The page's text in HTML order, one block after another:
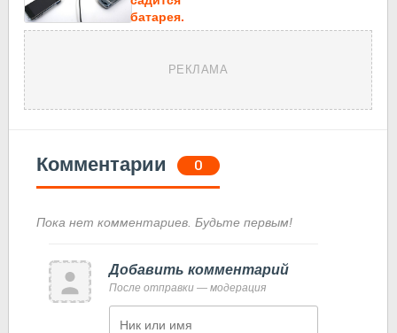
батарея.
РЕКЛАМА
Комментарии 0
Пока нет комментариев. Будьте первым!
Добавить комментарий
После отправки — модерация